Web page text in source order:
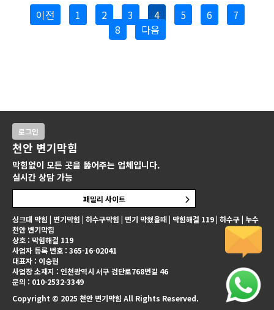
이전 1 2 3 4 5 6
7
8
다음
싱크대 막힘 | 변기막힘 | 하수구막힘 | 변기 막혔을때 | 막힘해결 119 | 하수구 | 누수
천안 변기막힘
상호 : 막힘해결 119
사업자 등록 번호 : 365-16-02041
대표자 : 이승현
사업장 소재지 : 인천광역시 서구 검단로768번길 46
문의 : 010-2532-3349
Copyright © 2025 천안 변기막힘 All Rights Reserved.
로그인
천안 변기막힘
막힘없이 모든 곳을 뚫어주는 업체입니다.
실시간 상담 가능
패밀리 사이트